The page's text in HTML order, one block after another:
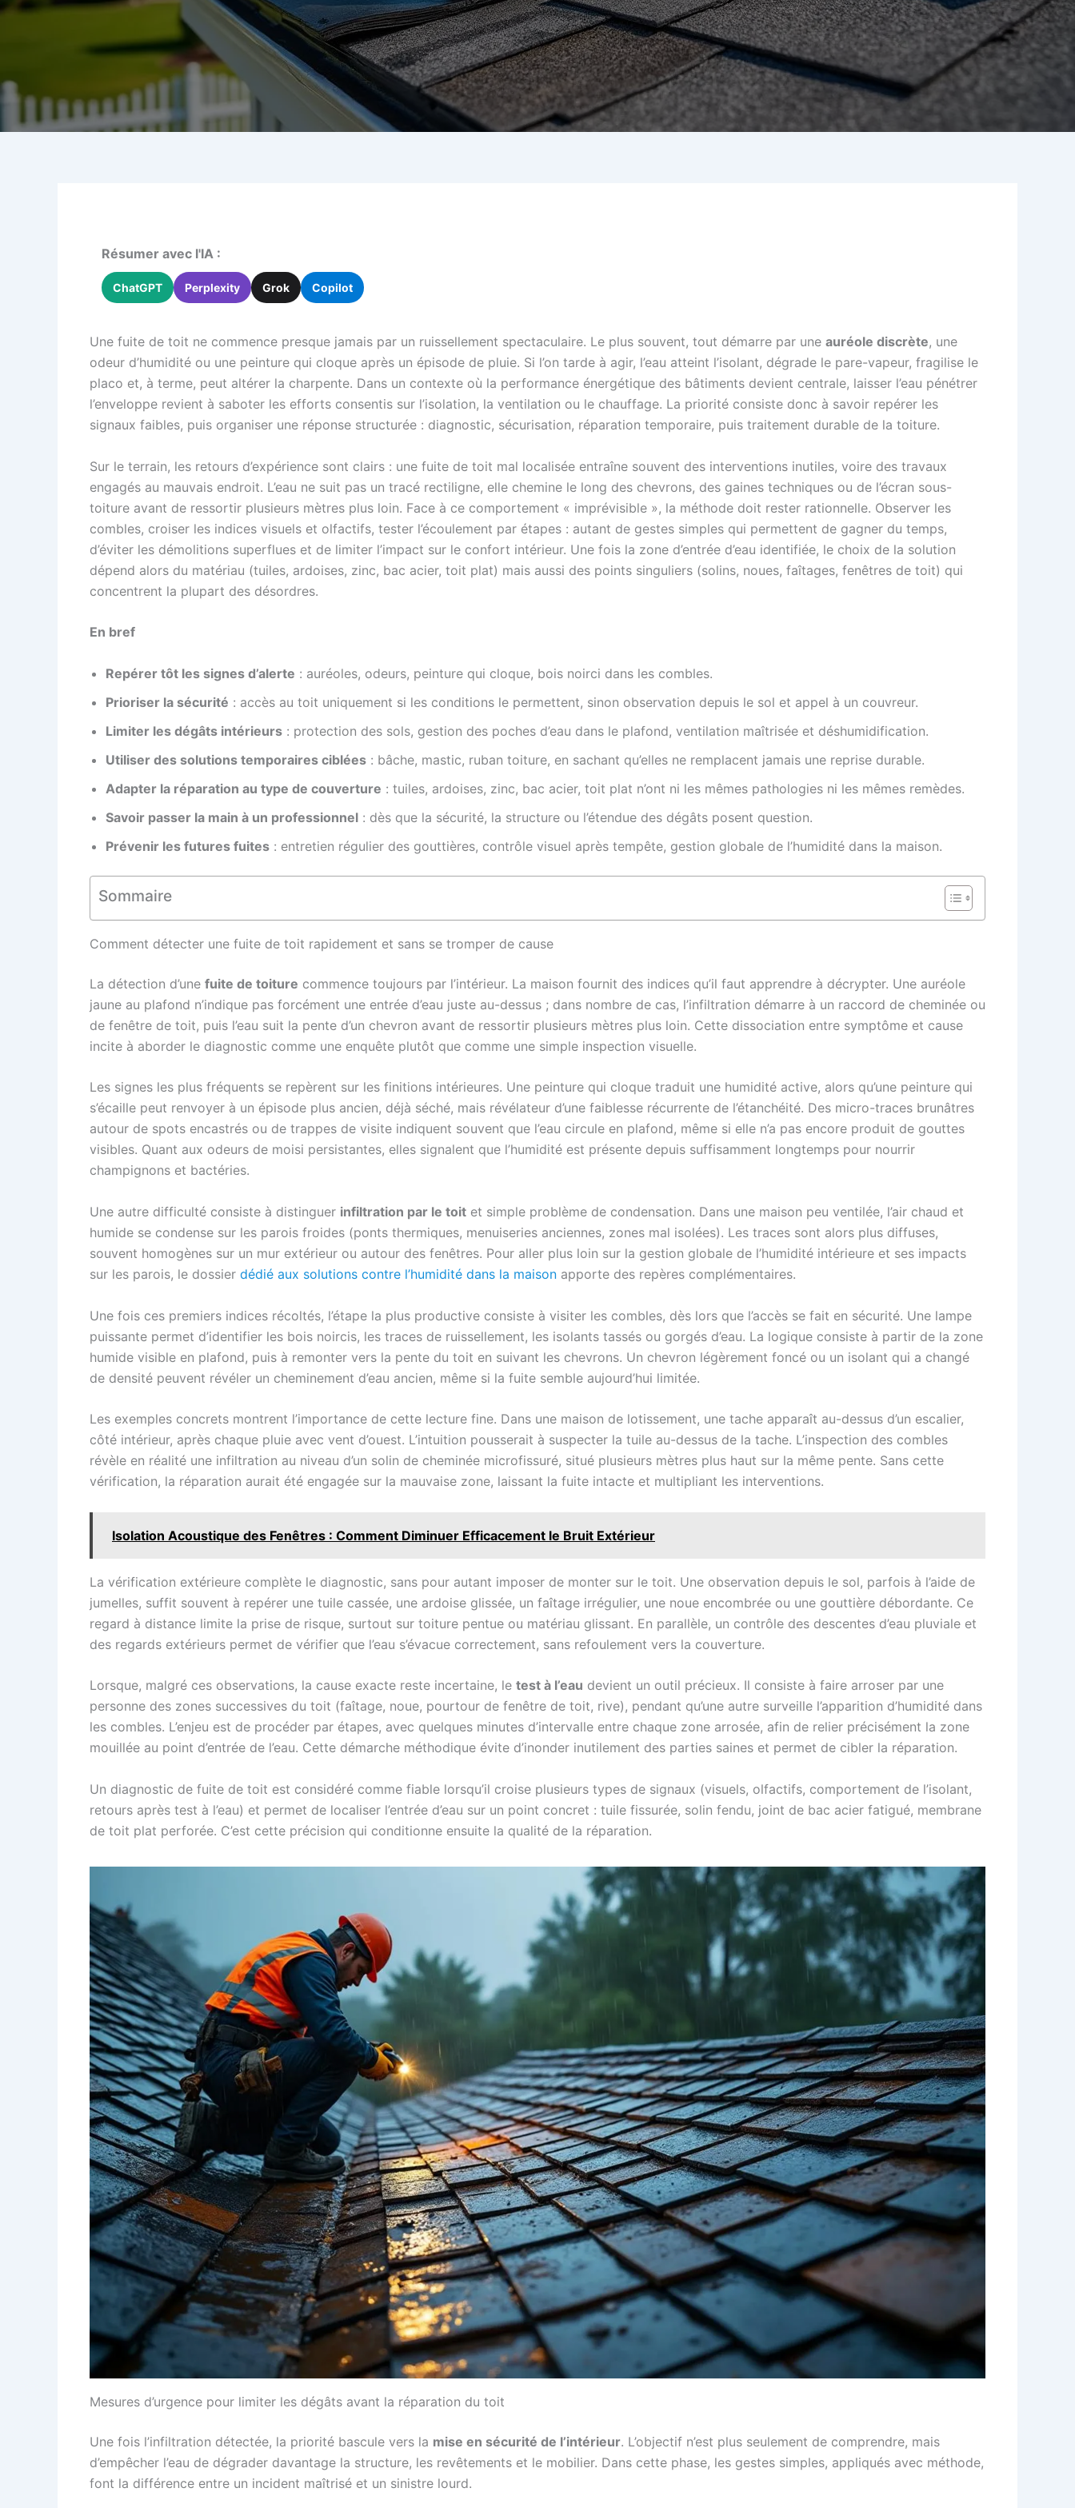
Résumer avec l'IA :
ChatGPT Perplexity Grok Copilot
Une fuite de toit ne commence presque jamais par un ruissellement spectaculaire. Le plus souvent, tout démarre par une auréole discrète, une
odeur d’humidité ou une peinture qui cloque après un épisode de pluie. Si l’on tarde à agir, l’eau atteint l’isolant, dégrade le pare-vapeur, fragilise le
placo et, à terme, peut altérer la charpente. Dans un contexte où la performance énergétique des bâtiments devient centrale, laisser l’eau pénétrer
l’enveloppe revient à saboter les efforts consentis sur l’isolation, la ventilation ou le chauffage. La priorité consiste donc à savoir repérer les
signaux faibles, puis organiser une réponse structurée : diagnostic, sécurisation, réparation temporaire, puis traitement durable de la toiture.
Sur le terrain, les retours d’expérience sont clairs : une fuite de toit mal localisée entraîne souvent des interventions inutiles, voire des travaux
engagés au mauvais endroit. L’eau ne suit pas un tracé rectiligne, elle chemine le long des chevrons, des gaines techniques ou de l’écran sous-
toiture avant de ressortir plusieurs mètres plus loin. Face à ce comportement « imprévisible », la méthode doit rester rationnelle. Observer les
combles, croiser les indices visuels et olfactifs, tester l’écoulement par étapes : autant de gestes simples qui permettent de gagner du temps,
d’éviter les démolitions superflues et de limiter l’impact sur le confort intérieur. Une fois la zone d’entrée d’eau identifiée, le choix de la solution
dépend alors du matériau (tuiles, ardoises, zinc, bac acier, toit plat) mais aussi des points singuliers (solins, noues, faîtages, fenêtres de toit) qui
concentrent la plupart des désordres.
En bref
Repérer tôt les signes d’alerte : auréoles, odeurs, peinture qui cloque, bois noirci dans les combles.
Prioriser la sécurité : accès au toit uniquement si les conditions le permettent, sinon observation depuis le sol et appel à un couvreur.
Limiter les dégâts intérieurs : protection des sols, gestion des poches d’eau dans le plafond, ventilation maîtrisée et déshumidification.
Utiliser des solutions temporaires ciblées : bâche, mastic, ruban toiture, en sachant qu’elles ne remplacent jamais une reprise durable.
Adapter la réparation au type de couverture : tuiles, ardoises, zinc, bac acier, toit plat n’ont ni les mêmes pathologies ni les mêmes remèdes.
Savoir passer la main à un professionnel : dès que la sécurité, la structure ou l’étendue des dégâts posent question.
Prévenir les futures fuites : entretien régulier des gouttières, contrôle visuel après tempête, gestion globale de l’humidité dans la maison.
Sommaire
Comment détecter une fuite de toit rapidement et sans se tromper de cause
La détection d’une fuite de toiture commence toujours par l’intérieur. La maison fournit des indices qu’il faut apprendre à décrypter. Une auréole
jaune au plafond n’indique pas forcément une entrée d’eau juste au-dessus ; dans nombre de cas, l’infiltration démarre à un raccord de cheminée ou
de fenêtre de toit, puis l’eau suit la pente d’un chevron avant de ressortir plusieurs mètres plus loin. Cette dissociation entre symptôme et cause
incite à aborder le diagnostic comme une enquête plutôt que comme une simple inspection visuelle.
Les signes les plus fréquents se repèrent sur les finitions intérieures. Une peinture qui cloque traduit une humidité active, alors qu’une peinture qui
s’écaille peut renvoyer à un épisode plus ancien, déjà séché, mais révélateur d’une faiblesse récurrente de l’étanchéité. Des micro-traces brunâtres
autour de spots encastrés ou de trappes de visite indiquent souvent que l’eau circule en plafond, même si elle n’a pas encore produit de gouttes
visibles. Quant aux odeurs de moisi persistantes, elles signalent que l’humidité est présente depuis suffisamment longtemps pour nourrir
champignons et bactéries.
Une autre difficulté consiste à distinguer infiltration par le toit et simple problème de condensation. Dans une maison peu ventilée, l’air chaud et
humide se condense sur les parois froides (ponts thermiques, menuiseries anciennes, zones mal isolées). Les traces sont alors plus diffuses,
souvent homogènes sur un mur extérieur ou autour des fenêtres. Pour aller plus loin sur la gestion globale de l’humidité intérieure et ses impacts
sur les parois, le dossier dédié aux solutions contre l’humidité dans la maison apporte des repères complémentaires.
Une fois ces premiers indices récoltés, l’étape la plus productive consiste à visiter les combles, dès lors que l’accès se fait en sécurité. Une lampe
puissante permet d’identifier les bois noircis, les traces de ruissellement, les isolants tassés ou gorgés d’eau. La logique consiste à partir de la zone
humide visible en plafond, puis à remonter vers la pente du toit en suivant les chevrons. Un chevron légèrement foncé ou un isolant qui a changé
de densité peuvent révéler un cheminement d’eau ancien, même si la fuite semble aujourd’hui limitée.
Les exemples concrets montrent l’importance de cette lecture fine. Dans une maison de lotissement, une tache apparaît au-dessus d’un escalier,
côté intérieur, après chaque pluie avec vent d’ouest. L’intuition pousserait à suspecter la tuile au-dessus de la tache. L’inspection des combles
révèle en réalité une infiltration au niveau d’un solin de cheminée microfissuré, situé plusieurs mètres plus haut sur la même pente. Sans cette
vérification, la réparation aurait été engagée sur la mauvaise zone, laissant la fuite intacte et multipliant les interventions.
Isolation Acoustique des Fenêtres : Comment Diminuer Efficacement le Bruit Extérieur
La vérification extérieure complète le diagnostic, sans pour autant imposer de monter sur le toit. Une observation depuis le sol, parfois à l’aide de
jumelles, suffit souvent à repérer une tuile cassée, une ardoise glissée, un faîtage irrégulier, une noue encombrée ou une gouttière débordante. Ce
regard à distance limite la prise de risque, surtout sur toiture pentue ou matériau glissant. En parallèle, un contrôle des descentes d’eau pluviale et
des regards extérieurs permet de vérifier que l’eau s’évacue correctement, sans refoulement vers la couverture.
Lorsque, malgré ces observations, la cause exacte reste incertaine, le test à l’eau devient un outil précieux. Il consiste à faire arroser par une
personne des zones successives du toit (faîtage, noue, pourtour de fenêtre de toit, rive), pendant qu’une autre surveille l’apparition d’humidité dans
les combles. L’enjeu est de procéder par étapes, avec quelques minutes d’intervalle entre chaque zone arrosée, afin de relier précisément la zone
mouillée au point d’entrée de l’eau. Cette démarche méthodique évite d’inonder inutilement des parties saines et permet de cibler la réparation.
Un diagnostic de fuite de toit est considéré comme fiable lorsqu’il croise plusieurs types de signaux (visuels, olfactifs, comportement de l’isolant,
retours après test à l’eau) et permet de localiser l’entrée d’eau sur un point concret : tuile fissurée, solin fendu, joint de bac acier fatigué, membrane
de toit plat perforée. C’est cette précision qui conditionne ensuite la qualité de la réparation.
Mesures d’urgence pour limiter les dégâts avant la réparation du toit
Une fois l’infiltration détectée, la priorité bascule vers la mise en sécurité de l’intérieur. L’objectif n’est plus seulement de comprendre, mais
d’empêcher l’eau de dégrader davantage la structure, les revêtements et le mobilier. Dans cette phase, les gestes simples, appliqués avec méthode,
font la différence entre un incident maîtrisé et un sinistre lourd.